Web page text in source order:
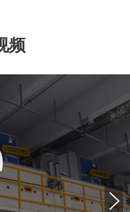
频